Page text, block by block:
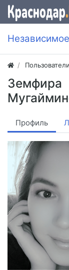
Пользователи
Земфира
Профиль